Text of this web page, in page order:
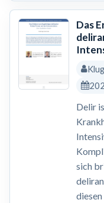
Das
Delir
sich